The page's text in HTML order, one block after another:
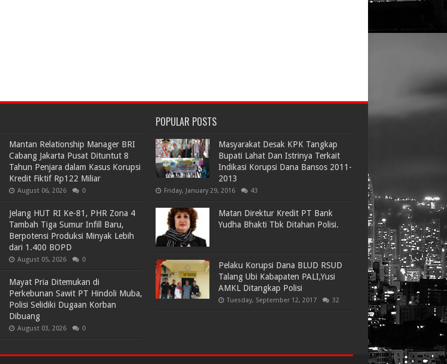
Mantan Relationship Manager BRI
Cabang Jakarta Pusat Dituntut 8
Tahun Penjara dalam Kasus Korupsi
Kredit Fiktif Rp122 Miliar
August 06, 2026 0
Jelang HUT RI Ke-81, PHR Zona 4
Tambah Tiga Sumur Infill Baru,
Berpotensi Produksi Minyak Lebih
dari 1.400 BOPD
August 05, 2026 0
Mayat Pria Ditemukan di
Perkebunan Sawit PT Hindoli Muba,
Polisi Selidiki Dugaan Korban
Dibuang
August 03, 2026 0
POPULAR POSTS
Masyarakat Desak KPK Tangkap
Bupati Lahat Dan Istrinya Terkait
Indikasi Korupsi Dana Bansos 2011-
2013
Friday, January 29, 2016 43
Matan Direktur Kredit PT Bank
Yudha Bhakti Tbk Ditahan Polisi.
Pelaku Korupsi Dana BLUD RSUD
Talang Ubi Kabapaten PALI,Yusi
AMKL Ditangkap Polisi
Tuesday, September 12, 2017 32